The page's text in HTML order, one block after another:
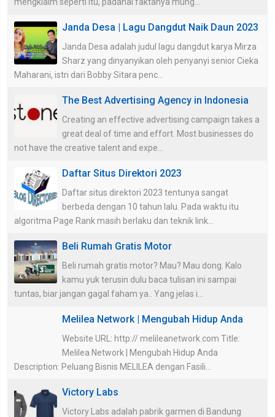
Janda Desa | Lagu Dangdut Naik Daun 2023
Janda Desa adalah judul lagu dangdut karya Mirza
Sharz yang dinyanyikan oleh penyanyi senior Cieka
Maharani, istri dari Bobby Sitara penc...
The Best Advertising Agency in Indonesia
Creating an effective advertising campaign takes a
great deal of time and effort. Most businesses do
not have the creative talent and expe...
Daftar Situs Direktori 2023
Daftar situs direktori 2023 tentunya sangat
berbeda dengan 10 tahun lalu. Pada waktu itu
algoritma Page Rank masih berlaku dan teknik link...
Beli Rumah Gratis Motor
Beli rumah gratis motor? Mau? Mau dong. Kalo
kamu yuk terusin dulu baca tulisan ini sampai
tuntas, biar jangan gagal faham ya.. Yang jelas i...
Melilea Network | Mengubah Hidup Anda
Website URL: http:// melileanetwork.com Title:
Melilea Network | Mengubah Hidup Anda
Description: Peluang Bisnis MELILEA dengan Fasili...
Victory Labs
Victory Labs adalah pabrik garmen di Bandung